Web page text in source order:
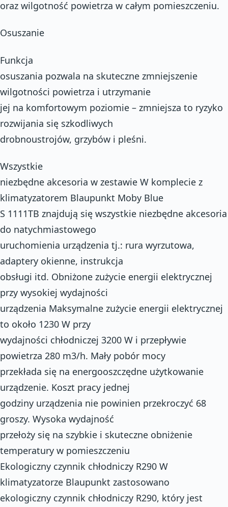
oraz wilgotność powietrza w całym pomieszczeniu.
Osuszanie
Funkcja
osuszania pozwala na skuteczne zmniejszenie
wilgotności powietrza i utrzymanie
jej na komfortowym poziomie – zmniejsza to ryzyko
rozwijania się szkodliwych
drobnoustrojów, grzybów i pleśni.
Wszystkie
niezbędne akcesoria w zestawie W komplecie z
klimatyzatorem Blaupunkt Moby Blue
S 1111TB znajdują się wszystkie niezbędne akcesoria
do natychmiastowego
uruchomienia urządzenia tj.: rura wyrzutowa,
adaptery okienne, instrukcja
obsługi itd. Obniżone zużycie energii elektrycznej
przy wysokiej wydajności
urządzenia Maksymalne zużycie energii elektrycznej
to około 1230 W przy
wydajności chłodniczej 3200 W i przepływie
powietrza 280 m3/h. Mały pobór mocy
przekłada się na energooszczędne użytkowanie
urządzenie. Koszt pracy jednej
godziny urządzenia nie powinien przekroczyć 68
groszy. Wysoka wydajność
przełoży się na szybkie i skuteczne obniżenie
temperatury w pomieszczeniu
Ekologiczny czynnik chłodniczy R290 W
klimatyzatorze Blaupunkt zastosowano
ekologiczny czynnik chłodniczy R290, który jest